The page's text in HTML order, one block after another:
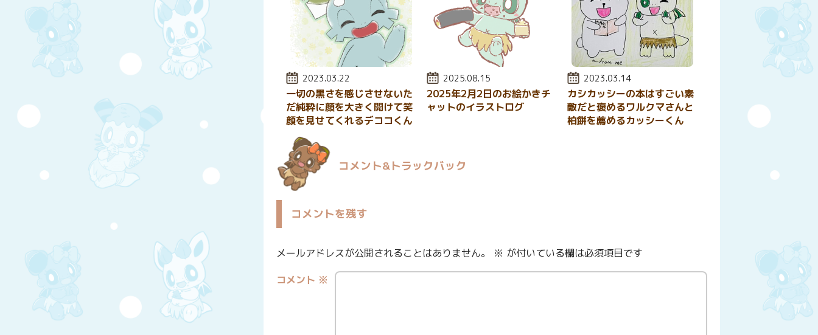
投稿日:
2023.03.22
一切の黒さを感じさせないた
だ純粋に顔を大きく開けて笑
顔を見せてくれるデココくん
投稿日:
2025.08.15
2025年2月2日のお絵かきチ
ャットのイラストログ
投稿日:
2023.03.14
カシカッシーの本はすごい素
敵だと褒めるワルクマさんと
柏餅を薦めるカッシーくん
コメント&トラックバック
コメントを残す
メールアドレスが公開されることはありません。 ※ が付いている欄は必須項目です
コメント ※